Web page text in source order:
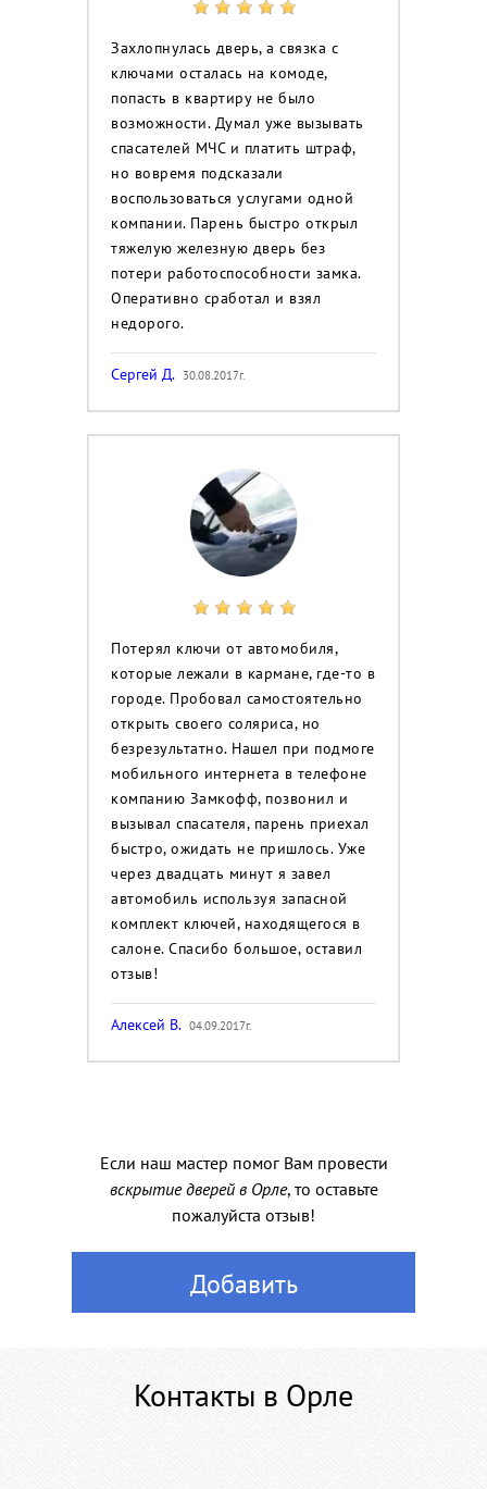
Захлопнулась дверь, а связка с
ключами осталась на комоде,
попасть в квартиру не было
возможности. Думал уже вызывать
спасателей МЧС и платить штраф,
но вовремя подсказали
воспользоваться услугами одной
компании. Парень быстро открыл
тяжелую железную дверь без
потери работоспособности замка.
Оперативно сработал и взял
недорого.
Сергей Д. 30.08.2017г.
Потерял ключи от автомобиля,
которые лежали в кармане, где-то в
городе. Пробовал самостоятельно
открыть своего соляриса, но
безрезультатно. Нашел при подмоге
мобильного интернета в телефоне
компанию Замкофф, позвонил и
вызывал спасателя, парень приехал
быстро, ожидать не пришлось. Уже
через двадцать минут я завел
автомобиль используя запасной
комплект ключей, находящегося в
салоне. Спасибо большое, оставил
отзыв!
Алексей В. 04.09.2017г.
Если наш мастер помог Вам провести
вскрытие дверей в Орле, то оставьте
пожалуйста отзыв!
Добавить
Контакты в Орле